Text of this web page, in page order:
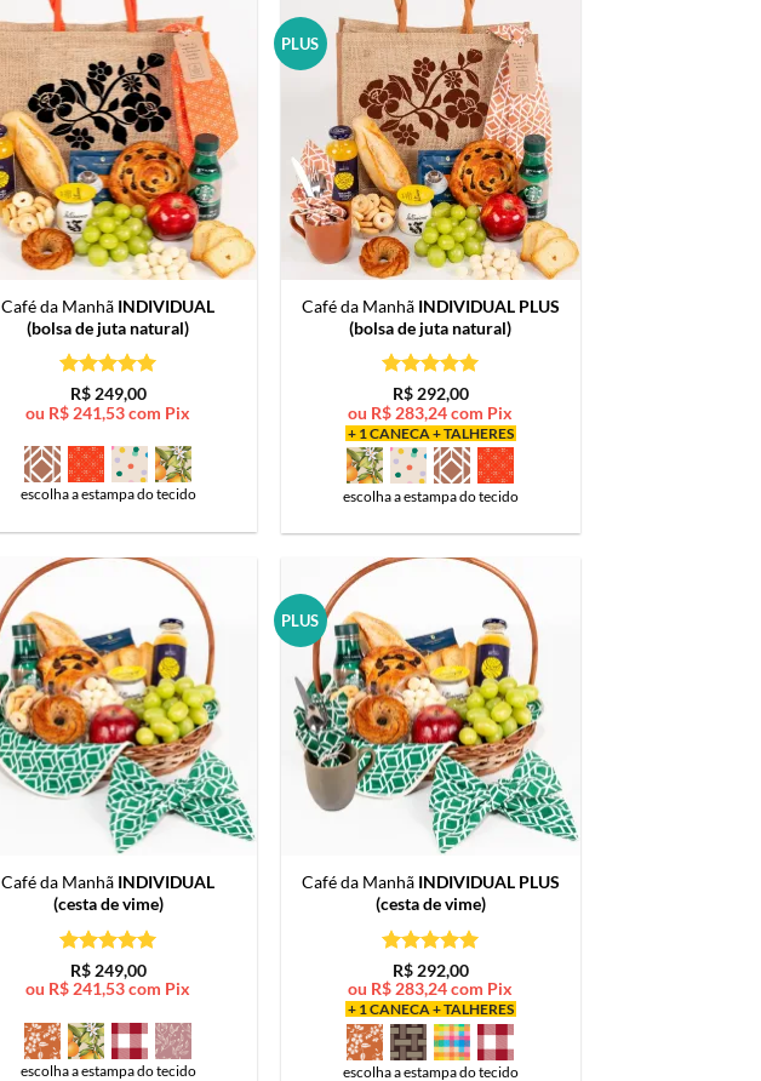
Café da Manhã INDIVIDUAL
(bolsa de juta natural)
Avaliação5
de 5
R$249,00
ou R$ 241,53com Pix
escolha a estampa do tecido
PLUS
Café da Manhã INDIVIDUAL PLUS
(bolsa de juta natural)
Avaliação5
de 5
R$292,00
ou R$ 283,24com Pix
+ 1 CANECA + TALHERES
escolha a estampa do tecido
Café da Manhã INDIVIDUAL
(cesta de vime)
Avaliação5
de 5
R$249,00
ou R$ 241,53com Pix
escolha a estampa do tecido
PLUS
Café da Manhã INDIVIDUAL PLUS
(cesta de vime)
Avaliação5
de 5
R$292,00
ou R$ 283,24com Pix
+ 1 CANECA + TALHERES
escolha a estampa do tecido